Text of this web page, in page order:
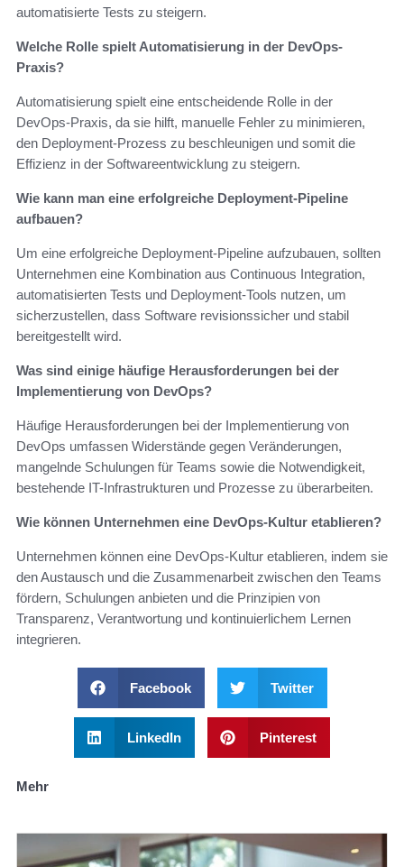
automatisierte Tests zu steigern.
Welche Rolle spielt Automatisierung in der DevOps-
Praxis?
Automatisierung spielt eine entscheidende Rolle in der
DevOps-Praxis, da sie hilft, manuelle Fehler zu minimieren,
den Deployment-Prozess zu beschleunigen und somit die
Effizienz in der Softwareentwicklung zu steigern.
Wie kann man eine erfolgreiche Deployment-Pipeline
aufbauen?
Um eine erfolgreiche Deployment-Pipeline aufzubauen, sollten
Unternehmen eine Kombination aus Continuous Integration,
automatisierten Tests und Deployment-Tools nutzen, um
sicherzustellen, dass Software revisionssicher und stabil
bereitgestellt wird.
Was sind einige häufige Herausforderungen bei der
Implementierung von DevOps?
Häufige Herausforderungen bei der Implementierung von
DevOps umfassen Widerstände gegen Veränderungen,
mangelnde Schulungen für Teams sowie die Notwendigkeit,
bestehende IT-Infrastrukturen und Prozesse zu überarbeiten.
Wie können Unternehmen eine DevOps-Kultur etablieren?
Unternehmen können eine DevOps-Kultur etablieren, indem sie
den Austausch und die Zusammenarbeit zwischen den Teams
fördern, Schulungen anbieten und die Prinzipien von
Transparenz, Verantwortung und kontinuierlichem Lernen
integrieren.
Facebook Twitter
LinkedIn Pinterest
Mehr